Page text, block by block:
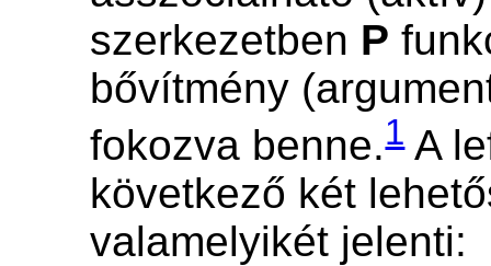
szerkezetben P
bővítmény
fokozva benne.1A
következő két
valamelyikét jelenti: